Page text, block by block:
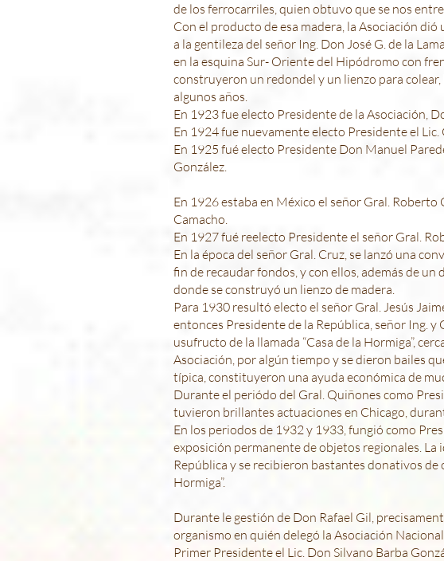
de los ferrocarriles, quien obtuvo que se nos
Con el producto de esa madera, la Asociación
a la gentileza del señor Ing. Don José G. de la
en la esquina Sur- Oriente del Hipódromo con
construyeron un redondel y un lienzo para
algunos años.
En 1923 fue electo Presidente de la Asociación,
En 1924 fue nuevamente electo Presidente el
En 1925 fué electo Presidente Don Manuel
González.
En 1926 estaba en México el señor Gral.
Camacho.
En 1927 fué reelecto Presidente el señor Gral.
En la época del señor Gral. Cruz, se lanzó una
fin de recaudar fondos, y con ellos, además de
donde se construyó un lienzo de madera.
Para 1930 resultó electo el señor Gral. Jesús
entonces Presidente de la República, señor Ing.
usufructo de la llamada “Casa de la Hormiga”,
Asociación, por algún tiempo y se dieron bailes
típica, constituyeron una ayuda económica de
Durante el periódo del Gral. Quiñones como
tuvieron brillantes actuaciones en Chicago,
En los periodos de 1932 y 1933, fungió como
exposición permanente de objetos regionales. La
República y se recibieron bastantes donativos de
Hormiga”.
Durante le gestión de Don Rafael Gil,
organismo en quién delegó la Asociación
Primer Presidente el Lic. Don Silvano Barba